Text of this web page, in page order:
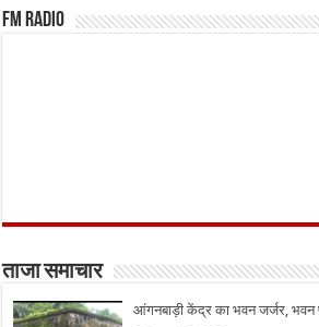
FM Radio
ताजा समाचार
आंगनबाड़ी केंद्र का भवन जर्जर,